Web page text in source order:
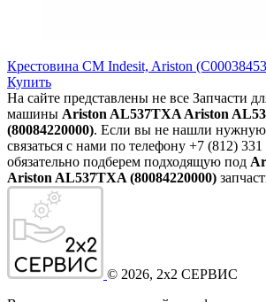
Крестовина СМ Indesit, Ariston
Купить
На сайте представлены не все Запчасти
машины Ariston AL537TXA Ariston
(80084220000). Если вы не нашли нужную
связаться с нами по телефону +7 (812)
обязательно подберем подходящую под
Ariston AL537TXA (80084220000)
© 2026, 2x2 СЕРВИС